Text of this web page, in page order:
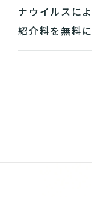
ナウイルスに
紹介料を無料に